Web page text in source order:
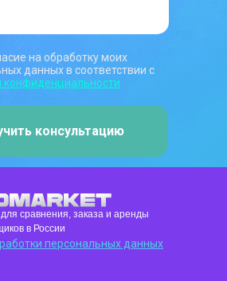
на обработку моих
данных в соответствии с
конфиденциальности
консультацию
сравнения, заказа и аренды
в России
персональных данных